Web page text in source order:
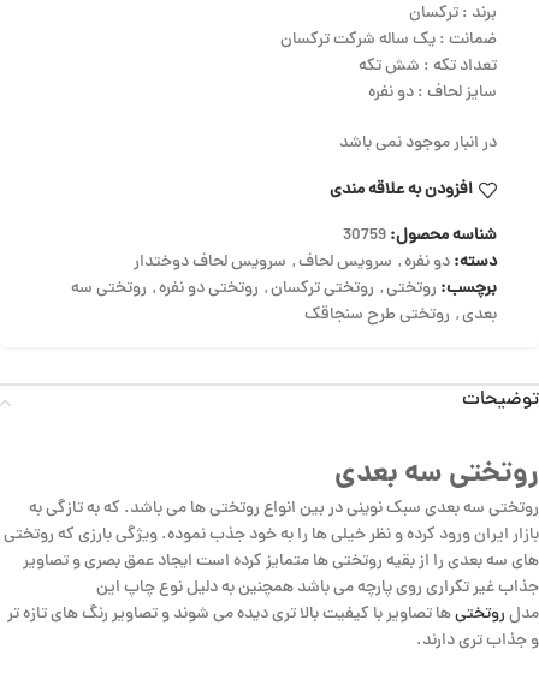
برند : ترکسان
ضمانت : یک ساله شرکت ترکسان
تعداد تکه : شش تکه
سایز لحاف : دو نفره
در انبار موجود نمی باشد
افزودن به علاقه مندی
شناسه محصول:30759
دسته:دو نفره, سرویس لحاف, سرویس لحاف دوختدار
برچسب: روتختی, روتختی ترکسان, روتختی دو نفره, روتختی سه
بعدی, روتختی طرح سنجاقک
توضیحات
روتختی سه بعدی
روتختی سه بعدی سبک نوینی در بین انواع روتختی ها می باشد. که به تازگی به
بازار ایران ورود کرده و نظر خیلی ها را به خود جذب نموده. ویژگی بارزی که روتختی
های سه بعدی را از بقیه روتختی ها متمایز کرده است ایجاد عمق بصری و تصاویر
جذاب غیر تکراری روی پارچه می باشد همچنین به دلیل نوع چاپ این
مدلروتختیها تصاویر با کیفیت بالا تری دیده می شوند و تصاویر رنگ های تازه تر
و جذاب تری دارند.